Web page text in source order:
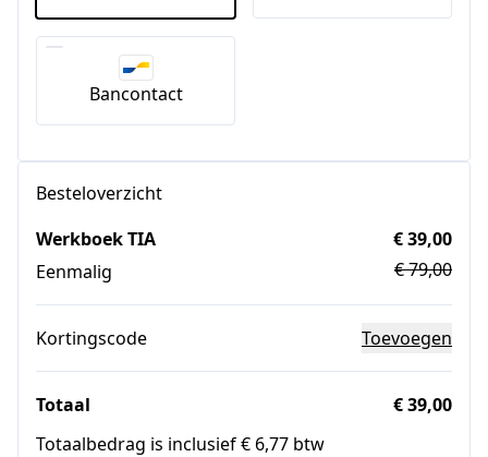
Bancontact
Besteloverzicht
Werkboek TIA
Eenmalig
€ 39,00
€ 79,00
Kortingscode Toevoegen
Totaal
€ 39,00
Totaalbedrag is inclusief € 6,77 btw